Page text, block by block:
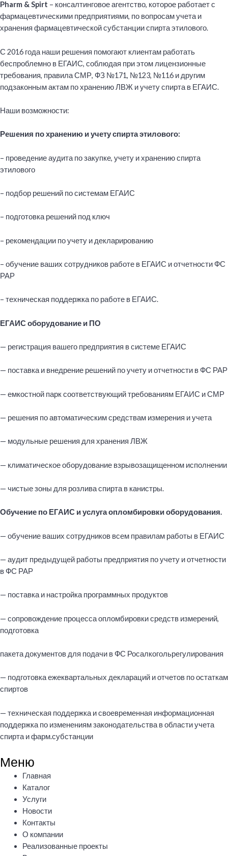
Pharm & Spirt – консалтинговое агентство, которое работает с
фармацевтическими предприятиями, по вопросам учета и
хранения фармацевтической субстанции спирта этилового.
С 2016 года наши решения помогают клиентам работать
беспроблемно в ЕГАИС, соблюдая при этом лицензионные
требования, правила СМР, ФЗ №171, №123, №116 и другим
подзаконным актам по хранению ЛВЖ и учету спирта в ЕГАИС.
Наши возможности:
Решения по хранению и учету спирта этилового:
– проведение аудита по закупке, учету и хранению спирта
этилового
– подбор решений по системам ЕГАИС
– подготовка решений под ключ
– рекомендации по учету и декларированию
– обучение ваших сотрудников работе в ЕГАИС и отчетности ФС
РАР
– техническая поддержка по работе в ЕГАИС.
ЕГАИС оборудование и ПО
— регистрация вашего предприятия в системе ЕГАИС
— поставка и внедрение решений по учету и отчетности в ФС РАР
— емкостной парк соответствующий требованиям ЕГАИС и СМР
— решения по автоматическим средствам измерения и учета
— модульные решения для хранения ЛВЖ
— климатическое оборудование взрывозащищенном исполнении
— чистые зоны для розлива спирта в канистры.
Обучение по ЕГАИС и услуга опломбировки оборудования.
— обучение ваших сотрудников всем правилам работы в ЕГАИС
— аудит предыдущей работы предприятия по учету и отчетности
в ФС РАР
— поставка и настройка программных продуктов
— сопровождение процесса опломбировки средств измерений,
подготовка
пакета документов для подачи в ФС Росалкогольрегулирования
— подготовка ежеквартальных деклараций и отчетов по остаткам
спиртов
— техническая поддержка и своевременная информационная
поддержка по изменениям законодательства в области учета
спирта и фарм.субстанции
Меню
Меню
Главная
Каталог
Услуги
Новости
Контакты
О компании
Реализованные проекты